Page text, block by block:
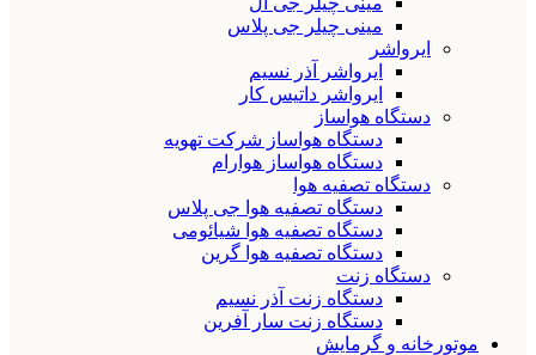
مینی چیلر جی پلاس
ایرواشر
ایرواشر آذر نسیم
ایرواشر داتیس کار
دستگاه هواساز
دستگاه هواساز شرکت تهویه
دستگاه هواساز هوارام
دستگاه تصفیه هوا
دستگاه تصفیه هوا جی پلاس
دستگاه تصفیه هوا شیائومی
دستگاه تصفیه هوا گرین
دستگاه زنت
دستگاه زنت آذر نسیم
دستگاه زنت سار آفرین
موتورخانه و گرمایش